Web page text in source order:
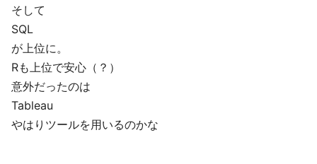
そして
SQL
が上位に。
Rも上位で安心（？）
意外だったのは
Tableau
やはりツールを用いるのかな